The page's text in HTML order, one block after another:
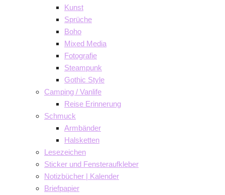
Kunst
Sprüche
Boho
Mixed Media
Fotografie
Steampunk
Gothic Style
Camping / Vanlife
Reise Erinnerung
Schmuck
Armbänder
Halsketten
Lesezeichen
Sticker und Fensteraufkleber
Notizbücher | Kalender
Briefpapier